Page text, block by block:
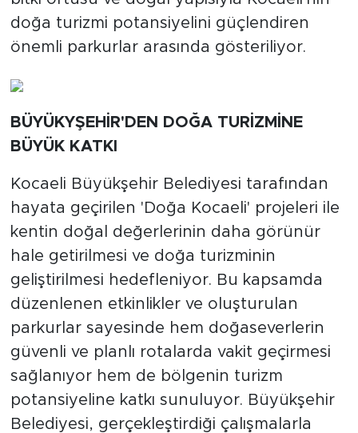
doğa turizmi potansiyelini güçlendiren
önemli parkurlar arasında gösteriliyor.
BÜYÜKYŞEHİR'DEN DOĞA TURİZMİNE
BÜYÜK KATKI
Kocaeli Büyükşehir Belediyesi tarafından
hayata geçirilen 'Doğa Kocaeli' projeleri ile
kentin doğal değerlerinin daha görünür
hale getirilmesi ve doğa turizminin
geliştirilmesi hedefleniyor. Bu kapsamda
düzenlenen etkinlikler ve oluşturulan
parkurlar sayesinde hem doğaseverlerin
güvenli ve planlı rotalarda vakit geçirmesi
sağlanıyor hem de bölgenin turizm
potansiyeline katkı sunuluyor. Büyükşehir
Belediyesi, gerçekleştirdiği çalışmalarla